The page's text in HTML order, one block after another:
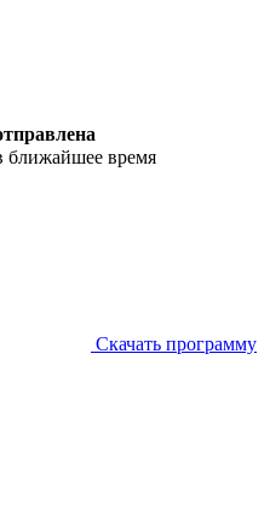
ближайшее время
Скачать программу